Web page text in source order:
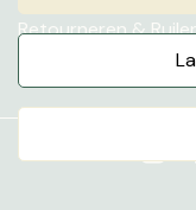
Retourneren &